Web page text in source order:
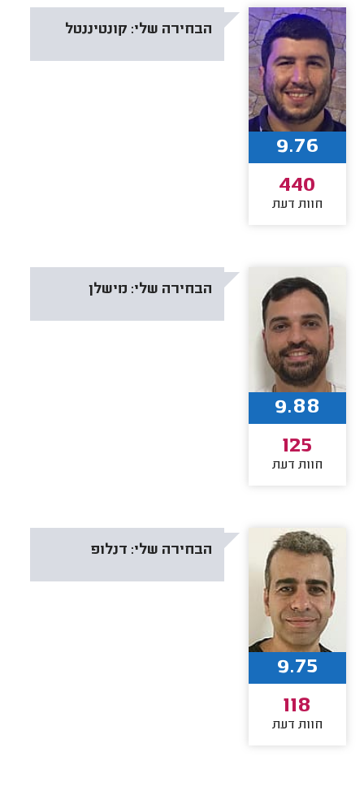
הבחירה שלי: קונטיננטל
9.76
440
חוות דעת
הבחירה שלי: מישלן
9.88
125
חוות דעת
הבחירה שלי: דנלופ
9.75
118
חוות דעת